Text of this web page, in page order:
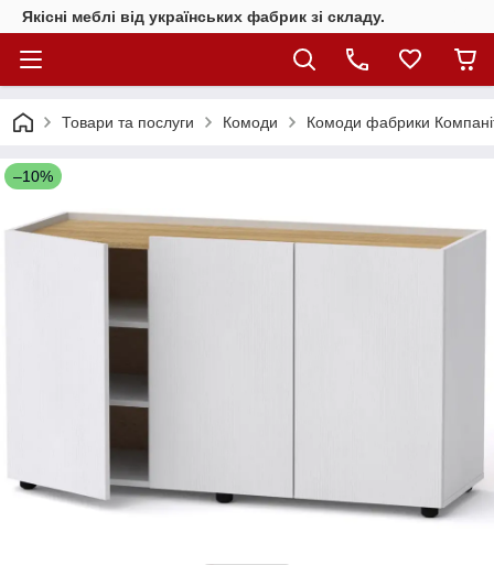
Якісні меблі від українських фабрик зі складу.
Товари та послуги Комоди Комоди фабрики
–10%